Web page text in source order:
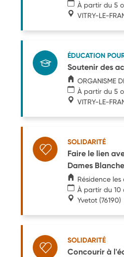
À partir du 5
VITRY-LE-
ÉDUCATION
Soutenir des
ORGANISME
À partir du 5
VITRY-LE-
SOLIDARITÉ
Faire le lien
Dames
Résidence
À partir du 10
Yvetot (76190)
SOLIDARITÉ
Concourir à